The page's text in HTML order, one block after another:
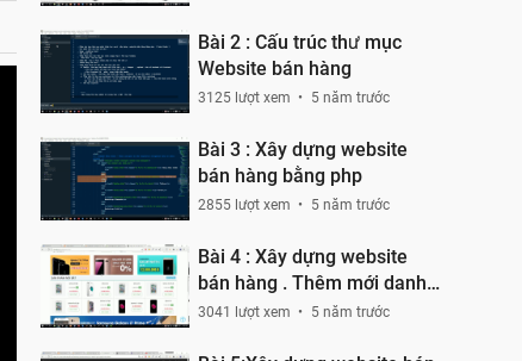
Bài 2 : Cấu trúc thư mục
Website bán hàng
3125 lượt xem 5 năm trước
Bài 3 : Xây dựng website
bán hàng bằng php
2855 lượt xem 5 năm trước
Bài 4 : Xây dựng website
bán hàng . Thêm mới danh
mục
3041 lượt xem 5 năm trước